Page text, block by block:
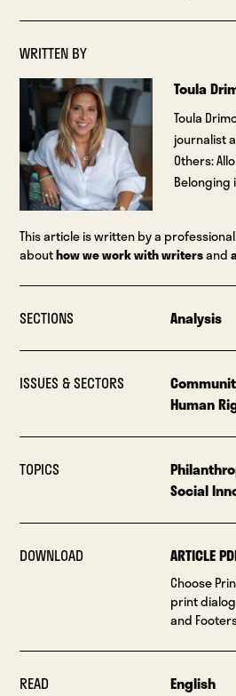
WRITTEN BY
Toula
Toula
journalist
Others:
Belonging
This article is written by a
abouthow we work with writersand
SECTIONS Analysis
ISSUES & SECTORS
Human
TOPICS
Social
DOWNLOAD ARTICLE
Choose
print
and
READ English